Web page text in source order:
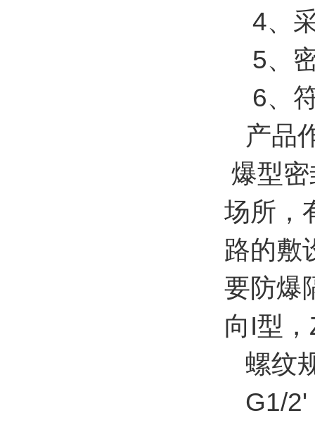
4、
5、密
6、符
产品
爆型
场所，
路的敷
要防爆
向I型
螺纹
G1/2'